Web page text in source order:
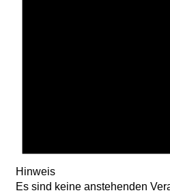
Hinweis
Es sind keine anstehenden